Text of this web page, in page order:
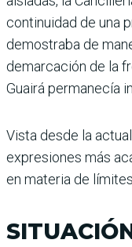
continuidad de una
demostraba de
demarcación de la
Guairá permanecía
Vista desde la
expresiones más
en materia de